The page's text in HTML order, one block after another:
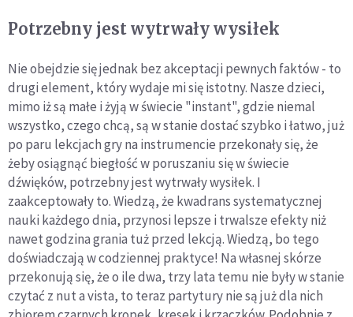
Potrzebny jest wytrwały wysiłek
Nie obejdzie się jednak bez akceptacji pewnych faktów - to
drugi element, który wydaje mi się istotny. Nasze dzieci,
mimo iż są małe i żyją w świecie "instant", gdzie niemal
wszystko, czego chcą, są w stanie dostać szybko i łatwo, już
po paru lekcjach gry na instrumencie przekonały się, że
żeby osiągnąć biegłość w poruszaniu się w świecie
dźwięków, potrzebny jest wytrwały wysiłek. I
zaakceptowały to. Wiedzą, że kwadrans systematycznej
nauki każdego dnia, przynosi lepsze i trwalsze efekty niż
nawet godzina grania tuż przed lekcją. Wiedzą, bo tego
doświadczają w codziennej praktyce! Na własnej skórze
przekonują się, że o ile dwa, trzy lata temu nie były w stanie
czytać z nut a vista, to teraz partytury nie są już dla nich